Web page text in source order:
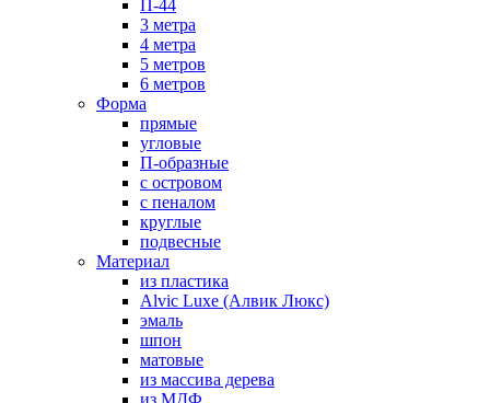
П-44
3 метра
4 метра
5 метров
6 метров
Форма
прямые
угловые
П-образные
с островом
с пеналом
круглые
подвесные
Материал
из пластика
Alvic Luxe (Алвик Люкс)
эмаль
шпон
матовые
из массива дерева
из МДФ